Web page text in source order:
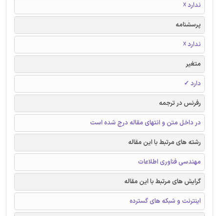
ندارد ☓
پرسشنامه
ندارد ☓
متغیر
دارد ✓
رفرنس در ترجمه
در داخل متن و انتهای مقاله درج شده است
رشته های مرتبط با این مقاله
مهندسی فناوری اطلاعات
گرایش های مرتبط با این مقاله
اینترنت و شبکه های گسترده